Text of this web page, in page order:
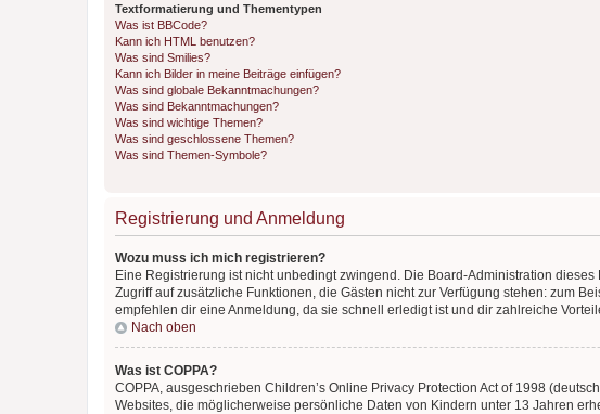
Textformatierung und Thementypen
Was ist BBCode?
Kann ich HTML benutzen?
Was sind Smilies?
Kann ich Bilder in meine Beiträge einfügen?
Was sind globale Bekanntmachungen?
Was sind Bekanntmachungen?
Was sind wichtige Themen?
Was sind geschlossene Themen?
Was sind Themen-Symbole?
Registrierung und Anmeldung
Wozu muss ich mich registrieren?
Eine Registrierung ist nicht unbedingt zwingend. Die Board-Administration
Zugriff auf zusätzliche Funktionen, die Gästen nicht zur Verfügung stehen: zum
empfehlen dir eine Anmeldung, da sie schnell erledigt ist und dir zahlreiche
Nach oben
Was ist COPPA?
COPPA, ausgeschrieben Children’s Online Privacy Protection Act of 1998
Websites, die möglicherweise persönliche Daten von Kindern unter 13 Jahren